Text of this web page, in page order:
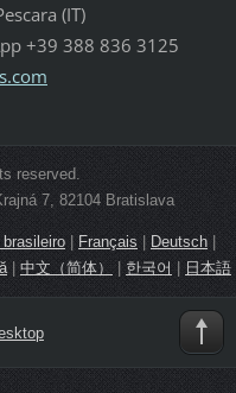
(IT)
+39 388 836 3125
reserved.
7, 82104 Bratislava
| Français | Deutsch |
| 中文（简体） | 한국어 | 日本語